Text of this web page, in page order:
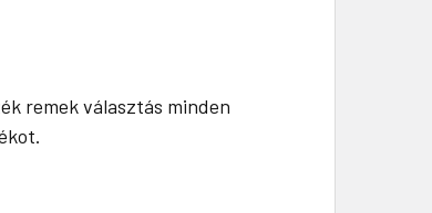
remek választás minden